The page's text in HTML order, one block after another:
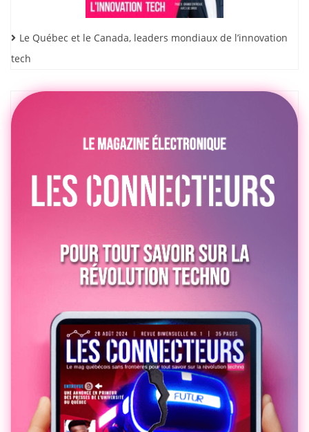
Le Québec et le Canada, leaders mondiaux de l’innovation
tech